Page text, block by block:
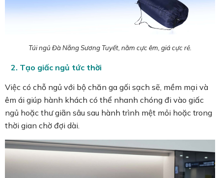
Túi ngủ Đà Nẵng Sương Tuyết, nằm cực êm, giá cực rẻ.
2. Tạo giấc ngủ tức thời
Việc có chỗ ngủ với bộ chăn ga gối sạch sẽ, mềm mại và
êm ái giúp hành khách có thể nhanh chóng đi vào giấc
ngủ hoặc thư giãn sâu sau hành trình mệt mỏi hoặc trong
thời gian chờ đợi dài.